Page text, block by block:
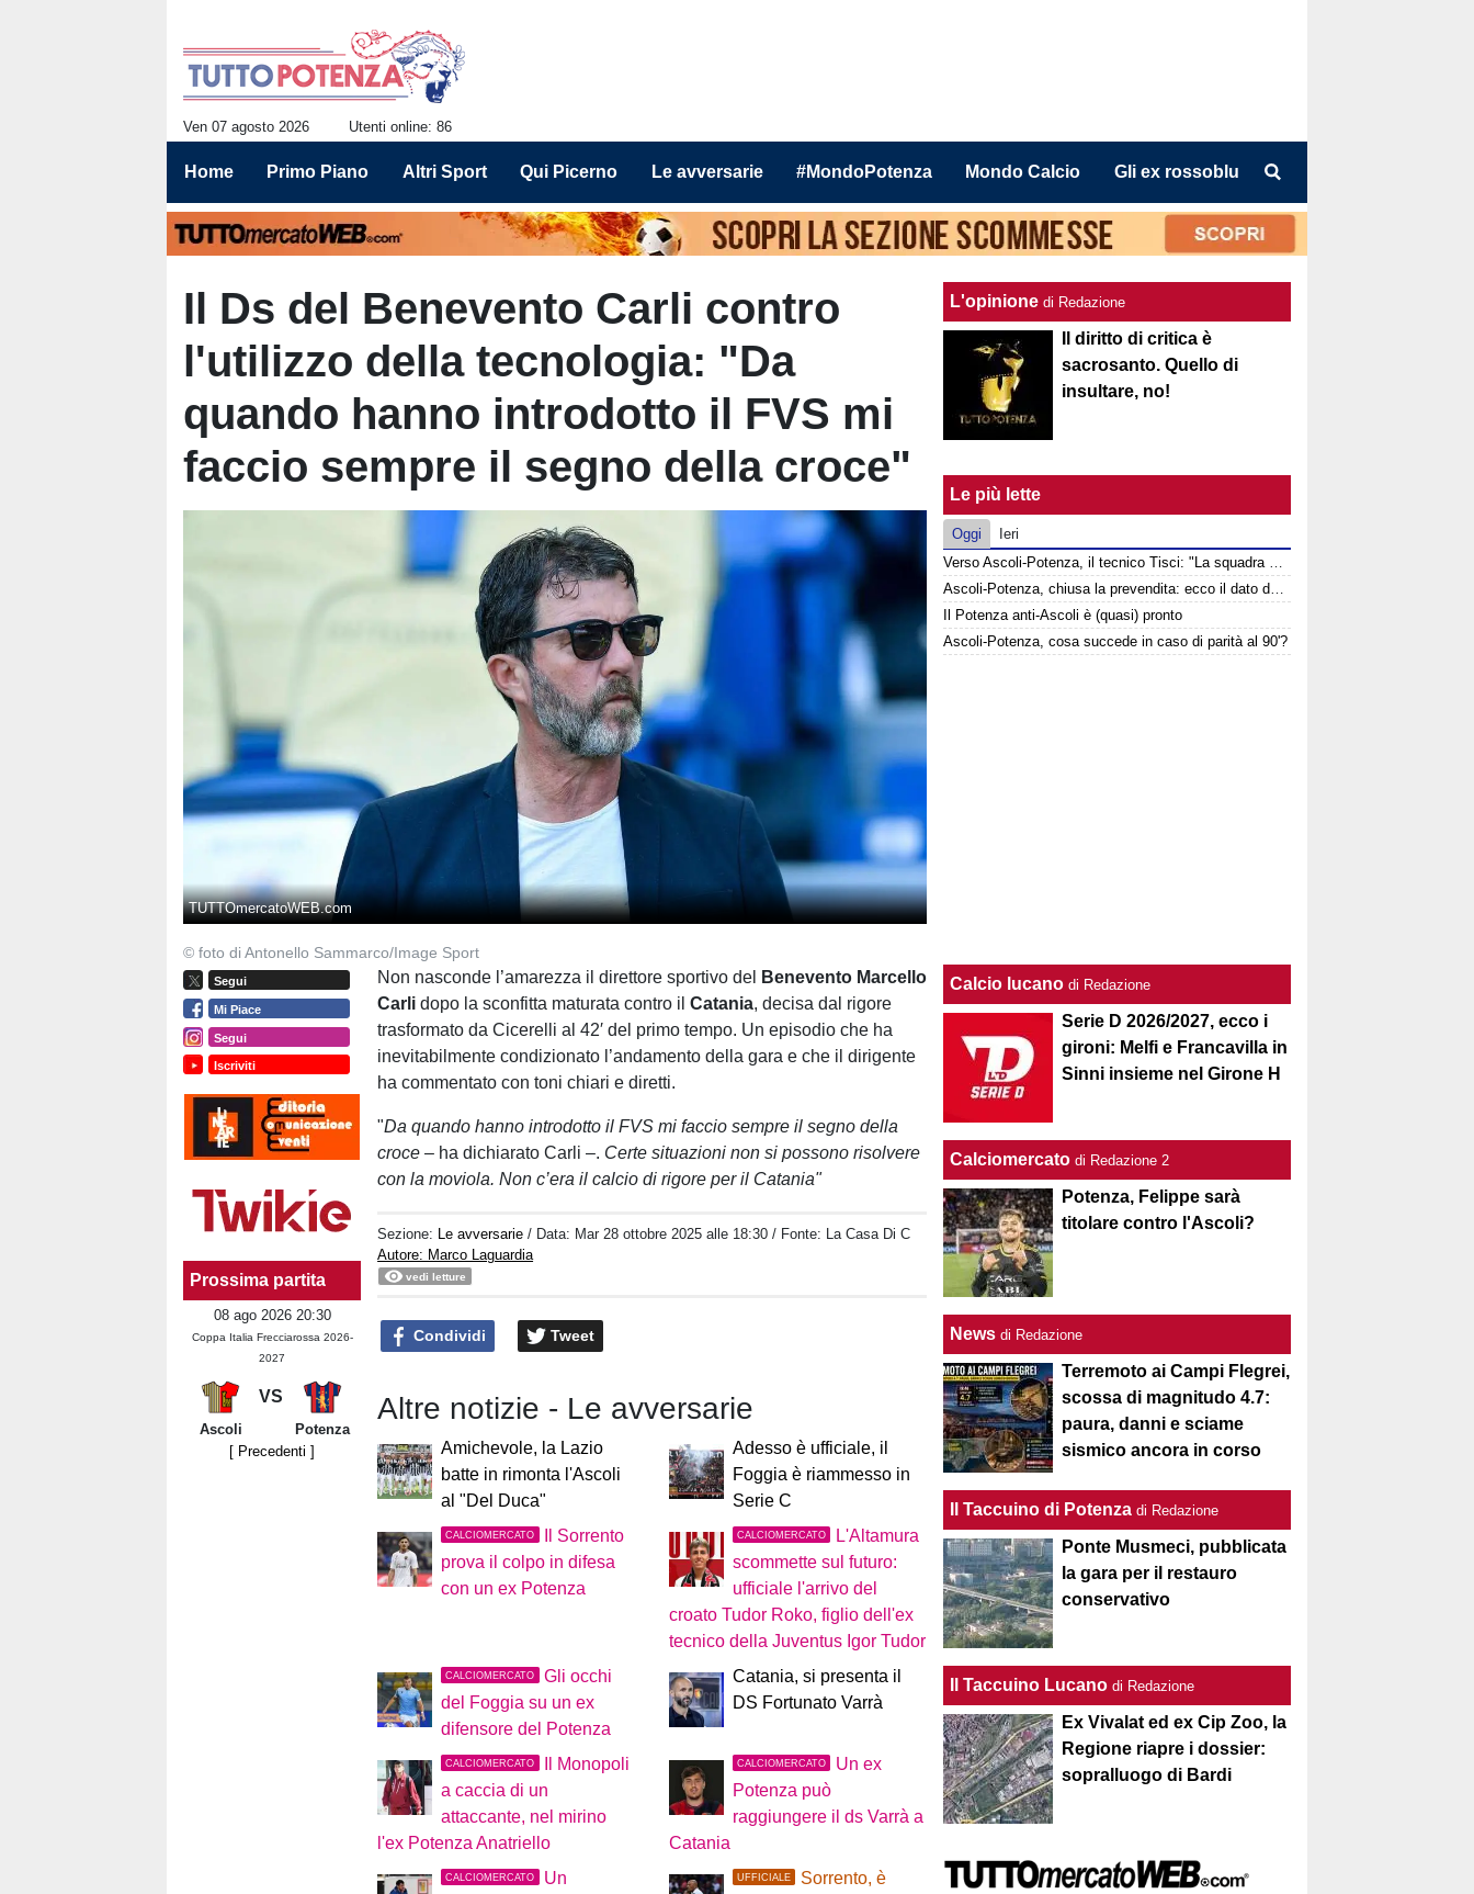
Ven 07 agosto 2026 Utenti online: 86
Home Primo Piano Altri Sport Qui Picerno Le avversarie #MondoPotenza Mondo Calcio Gli ex rossoblu
Il Ds del Benevento Carli contro
l'utilizzo della tecnologia: "Da
quando hanno introdotto il FVS mi
faccio sempre il segno della croce"
TUTTOmercatoWEB.com
© foto di Antonello Sammarco/Image Sport
Segui
Mi Piace
Segui
Iscriviti
Prossima partita
08 ago 2026 20:30
Coppa Italia Frecciarossa 2026-
2027
VS
Ascoli
Potenza
[ Precedenti ]
Non nasconde l’amarezza il direttore sportivo del Benevento Marcello
Carli dopo la sconfitta maturata contro ilCatania, decisa dal rigore
trasformato da Cicerelli al 42′ del primo tempo. Un episodio che ha
inevitabilmente condizionato l’andamento della gara e che il dirigente
ha commentato con toni chiari e diretti.
"Da quando hanno introdotto il FVS mi faccio sempre il segno della
croce – ha dichiarato Carli –. Certe situazioni non si possono risolvere
con la moviola. Non c’era il calcio di rigore per il Catania"
Sezione: Le avversarie / Data: Mar 28 ottobre 2025 alle 18:30 / Fonte: La Casa Di C
Autore: Marco Laguardia
vedi letture
Condividi Tweet
Altre notizie - Le avversarie
Amichevole, la Lazio
batte in rimonta l'Ascoli
al "Del Duca"
Adesso è ufficiale, il
Foggia è riammesso in
Serie C
CALCIOMERCATO
Il Sorrento
prova il colpo in difesa
con un ex Potenza
CALCIOMERCATO
L'Altamura
scommette sul futuro:
ufficiale l'arrivo del
croato Tudor Roko, figlio dell'ex
tecnico della Juventus Igor Tudor
CALCIOMERCATO
Gli occhi
del Foggia su un ex
difensore del Potenza
Catania, si presenta il
DS Fortunato Varrà
CALCIOMERCATO
Il Monopoli
a caccia di un
attaccante, nel mirino
l'ex Potenza Anatriello
CALCIOMERCATO
Un ex
Potenza può
raggiungere il ds Varrà a
Catania
CALCIOMERCATO
Un
UFFICIALE
Sorrento, è
L'opinione di Redazione
Il diritto di critica è
sacrosanto. Quello di
insultare, no!
Le più lette
Oggi
Ieri
Verso Ascoli-Potenza, il tecnico Tisci: "La squadra non deve vivere questa sfida come una rivincita dei playoff, ai tifosi dico di godersi la trasferta"
Ascoli-Potenza, chiusa la prevendita: ecco il dato del settore ospiti
Il Potenza anti-Ascoli è (quasi) pronto
Ascoli-Potenza, cosa succede in caso di parità al 90'?
Calcio lucanodi Redazione
Serie D 2026/2027, ecco i
gironi: Melfi e Francavilla in
Sinni insieme nel Girone H
Calciomercato di Redazione 2
Potenza, Felippe sarà
titolare contro l'Ascoli?
News di Redazione
Terremoto ai Campi Flegrei,
scossa di magnitudo 4.7:
paura, danni e sciame
sismico ancora in corso
Il Taccuino di Potenza di Redazione
Ponte Musmeci, pubblicata
la gara per il restauro
conservativo
Il Taccuino Lucano di Redazione
Ex Vivalat ed ex Cip Zoo, la
Regione riapre i dossier:
sopralluogo di Bardi